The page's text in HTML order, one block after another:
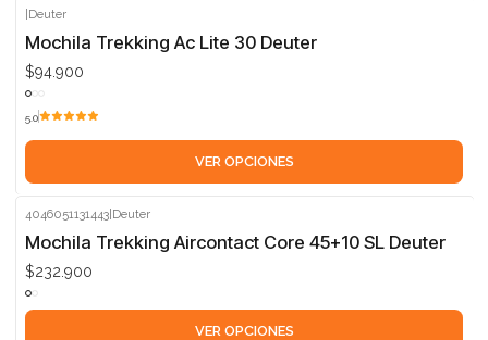
Deuter
Mochila Trekking Ac Lite 30 Deuter
$94.900
5.0
VER OPCIONES
4046051131443 Deuter
Mochila Trekking Aircontact Core 45+10 SL Deuter
$232.900
VER OPCIONES